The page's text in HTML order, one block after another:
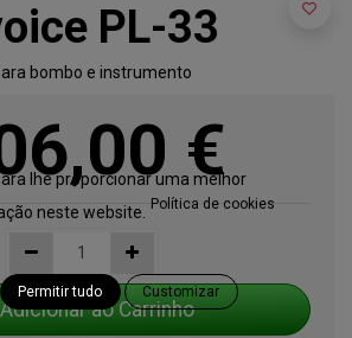
PL-33
bombo e instrumento
€
Adicionar ao Carrinho
lhe proporcionar uma melhor
neste website.
Política de cookies
Permitir tudo Customizar